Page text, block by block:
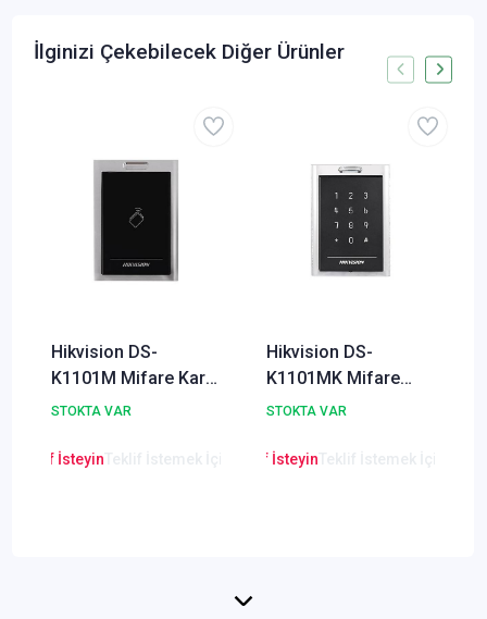
İlginizi Çekebilecek Diğer Ürünler
Hikvision DS-
K1101M Mifare Kart
Okuyucu (Keypadsiz)
STOKTA VAR
Teklif İsteyin Teklif İstemek İçin Tıklayınız
Hikvision DS-
K1101MK Mifare
Kart Okuyucu + Tuş
STOKTA VAR
Lütfen Teklif İsteyin